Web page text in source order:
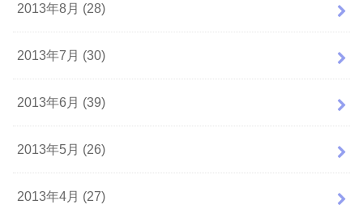
2013年8月 (28)
2013年7月 (30)
2013年6月 (39)
2013年5月 (26)
2013年4月 (27)